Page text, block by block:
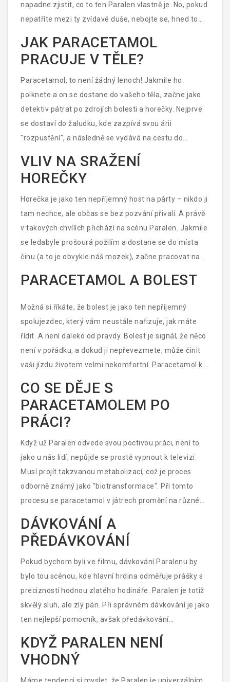
napadne zjistit, co to ten Paralen vlastně je. No, pokud
nepatříte mezi ty zvídavé duše, nebojte se, hned to
paracetamol. Tato látka patří mezi analgetika a
antipyretika, tudíž je jakoby Batmanem naší domácí
lékárničky – bojuje proti bolesti a zlučuje horečku do
ústupu. Ale než si začnete představovat paracetamol
v plášti, jdeme se podívat hlouběji do tajů jeho
působení.
JAK PARACETAMOL
PRACUJE V TĚLE?
Paracetamol, to není žádný lenoch! Jakmile ho
polknete a on se dostane do vašeho těla, začne jako
detektiv pátrat po zdrojích bolesti a horečky. Nejprve
se dostaví do žaludku, kde zazpívá svou árii
"rozpustění", a následně se vydává na cestu do
tenkého střeva. Zde se stává hrdinou příběhu, protože
jeho schopnost procházet přes střevní stěnu do
krevního řečiště je opravdu úctyhodná. Když už je v
krvi, rozjíždí se pořádný detektivní příběh.
Paracetamol totiž začne ovlivňovat určité funkce v
těle, které souvisí s bolestí a teplotní regulací.
Zasahuje do funkce enzymů, které v našem těle
zprostředkovávají vznik látek způsobujících zánět a
teplotu. To vše dělá nenápadně, bez velkého povyku,
VLIV NA SRAŽENÍ
HOREČKY
Horečka je jako ten nepříjemný host na párty – nikdo ji
tam nechce, ale občas se bez pozvání přivalí. A právě
v takových chvílích přichází na scénu Paralen. Jakmile
se ledabyle prošourá požilím a dostane se do místa
činu (a to je obvykle náš mozek), začne pracovat na
dělá? Ovlivňuje část mozku zvanou hypotalamus,
kdyby vaše tělo dostalo výstrahu, že disko čas končí, je
čas klidu a míru. Postupně tedy vaše teplota spadne
na příjemnější úroveň, a vy můžete konečně
oddechnout úlevou.
PARACETAMOL A BOLEST
Možná si říkáte, že bolest je jako ten nepříjemný
spolujezdec, který vám neustále nařizuje, jak máte
řídit. A není daleko od pravdy. Bolest je signál, že něco
není v pořádku, a dokud ji nepřevezmete, může činit
vaši jízdu životem velmi nekomfortní. Paracetamol k
sobě přitahuje molekuly, které jsou zodpovědné za
přenos bolesti, a zabraňuje jim v dostavení se na svoji
finální stanici – váš mozek. Takto elegánně a rázně
tuto nepříjemnou spolujezdkyni vyloučí ze hry.
CO SE DĚJE S
PARACETAMOLEM PO
PRÁCI?
Když už Paralen odvede svou poctivou práci, není to
jako u nás lidí, nepůjde se prostě vypnout k televizi.
Musí projít takzvanou metabolizací, což je proces
odborně známý jako "biotransformace". Při tomto
procesu se paracetamol v játrech promění na různé
látky, z nichž některé jsou stále aktivní a přispívají k
účinkům léku, zatímco jiné jsou pouhými průvodními
fenomény tohoto metabolického masquerade. A
nakonec se svým novým účesem a skrze ledviny
dostaví na after-party jménem „exkrece“, kde se celý
převlek změní ve výsostný finále – vyloučení z těla.
Tento proces je jako úklid po velké řeži, kdy se
zbavujete všech stop a připravujete prostor pro příští
DÁVKOVÁNÍ A
PŘEDÁVKOVÁNÍ
Pokud bychom byli ve filmu, dávkování Paralenu by
bylo tou scénou, kde hlavní hrdina odměřuje prášky s
precizností hodnou zlatého hodináře. Paralen je totiž
skvělý sluh, ale zlý pán. Při správném dávkování je jako
ten nejlepší pomocník, avšak předávkování
paracetamolem může být opravdový problém. Játra
totiž mají svůj limit, a pokud je paracetamolu příliš,
mohou začít protestovat a schyluje se k nežádoucím
účinkům. Takže, jak říká staré přísloví, vše s mírou. Než
KDYŽ PARALEN NENÍ
VHODNÝ